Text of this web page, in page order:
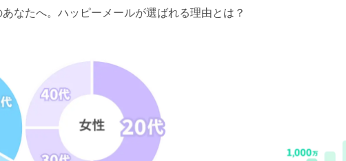
なたへ。 ハッピーメールが選ばれる理由とは？